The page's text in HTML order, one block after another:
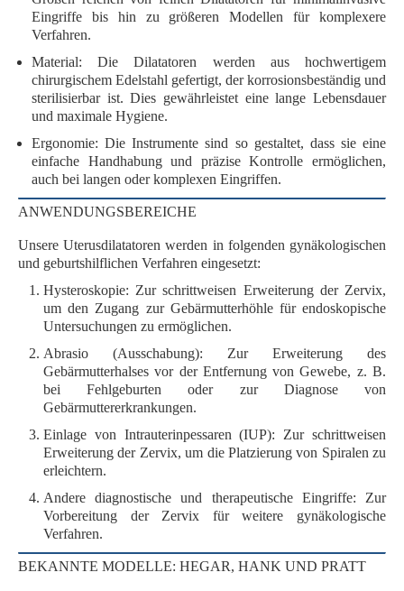
Eingriffe bis hin zu größeren Modellen für komplexere
Verfahren.
Material: Die Dilatatoren werden aus hochwertigem
chirurgischem Edelstahl gefertigt, derkorrosionsbeständig und
sterilisierbarist. Dies gewährleistet eine lange Lebensdauer
und maximale Hygiene.
Ergonomie: Die Instrumente sind so gestaltet, dass sie eine
einfache Handhabungund präzise Kontrolle ermöglichen,
auch bei langen oder komplexen Eingriffen.
ANWENDUNGSBEREICHE
Unsere Uterusdilatatoren werden in folgenden gynäkologischen
und geburtshilflichen Verfahren eingesetzt:
Hysteroskopie: Zur schrittweisen Erweiterung der Zervix,
um den Zugang zur Gebärmutterhöhle für endoskopische
Untersuchungen zu ermöglichen.
Abrasio (Ausschabung): Zur Erweiterung des
Gebärmutterhalses vor der Entfernung von Gewebe, z. B.
bei Fehlgeburten oder zur Diagnose von
Gebärmuttererkrankungen.
Einlage von Intrauterinpessaren (IUP): Zur schrittweisen
Erweiterung der Zervix, um die Platzierung von Spiralen zu
erleichtern.
Andere diagnostische und therapeutische Eingriffe: Zur
Vorbereitung der Zervix für weitere gynäkologische
Verfahren.
BEKANNTE MODELLE: HEGAR, HANK UND PRATT